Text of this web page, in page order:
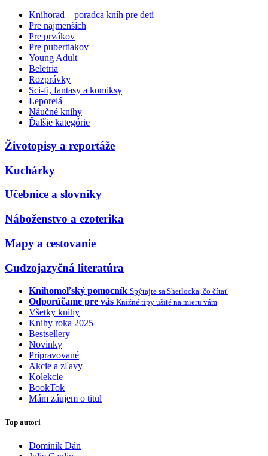
Knihorad – poradca kníh pre deti
Pre najmenších
Pre prvákov
Pre pubertiakov
Young Adult
Beletria
Rozprávky
Sci-fi, fantasy a komiksy
Leporelá
Náučné knihy
Ďalšie kategórie
Životopisy a reportáže
Kuchárky
Učebnice a slovníky
Náboženstvo a ezoterika
Mapy a cestovanie
Cudzojazyčná literatúra
Knihomoľský pomocník Spýtajte sa Sherlocka, čo čítať
Odporúčame pre vás Knižné tipy ušité na mieru vám
Všetky knihy
Knihy roka 2025
Bestsellery
Novinky
Pripravované
Akcie a zľavy
Kolekcie
BookTok
Mám záujem o titul
Top autori
Dominik Dán